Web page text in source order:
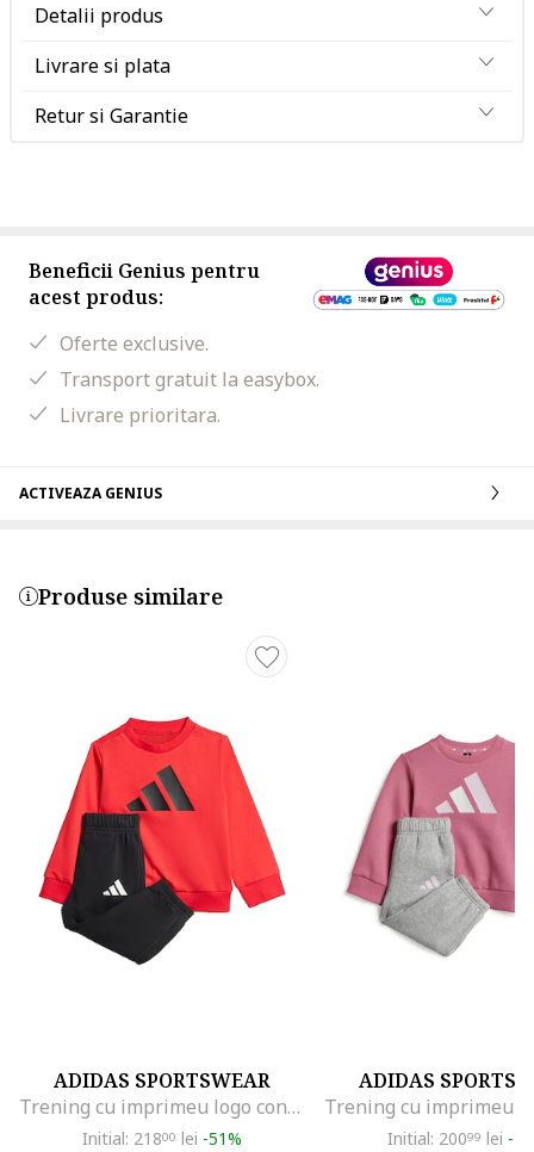
Detalii produs
Livrare si plata
Retur si Garantie
Beneficii Genius pentru
acest produs:
Oferte exclusive.
Transport gratuit la easybox.
Livrare prioritara.
ACTIVEAZA GENIUS
Produse similare
ADIDAS SPORTSWEAR
Trening cu imprimeu logo contrastant, Rosu/Negru
Initial: 21800 lei -51%
ADIDAS
Initial: 20099 lei -